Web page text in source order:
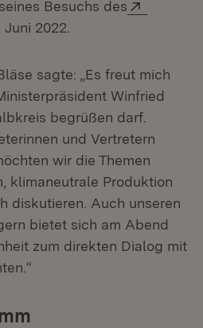
Besuchs des
neuem Fenster)
Juni 2022.
sagte: „Es freut mich
Winfried
begrüßen darf.
und Vertretern
wir die Themen
klimaneutrale Produktion
diskutieren. Auch unseren
bietet sich am Abend
zum direkten Dialog mit